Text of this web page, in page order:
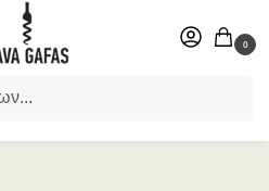
0
το αγαπημένο σας πρόσωπο.